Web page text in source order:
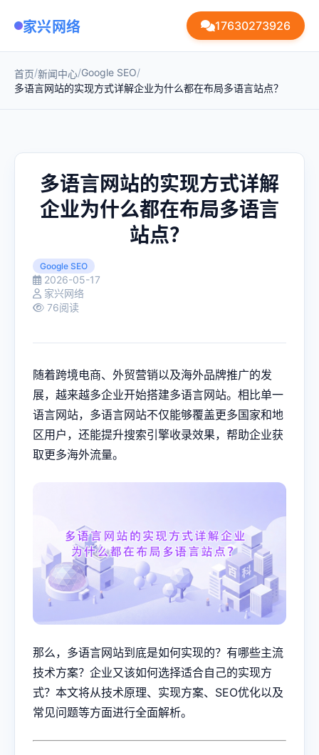
家兴网络 17630273926
首页/新闻中心/Google SEO/
多语言网站的实现方式详解企业为什么都在布局多语言站点？
多语言网站的实现方式详解
企业为什么都在布局多语言
站点？
Google SEO
2026-05-17
家兴网络
76阅读
随着跨境电商、外贸营销以及海外品牌推广的发
展，越来越多企业开始搭建多语言网站。相比单一
语言网站，多语言网站不仅能够覆盖更多国家和地
区用户，还能提升搜索引擎收录效果，帮助企业获
取更多海外流量。
那么，多语言网站到底是如何实现的？有哪些主流
技术方案？企业又该如何选择适合自己的实现方
式？本文将从技术原理、实现方案、SEO优化以及
常见问题等方面进行全面解析。